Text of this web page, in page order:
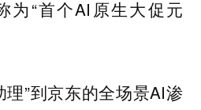
为“首个AI原生大促元
理”到京东的全场景AI渗